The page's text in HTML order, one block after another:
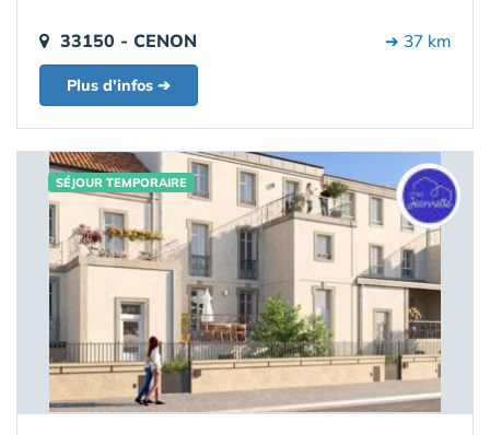
33150 - CENON ➔ 37 km
Plus d'infos ➔
SÉJOUR TEMPORAIRE